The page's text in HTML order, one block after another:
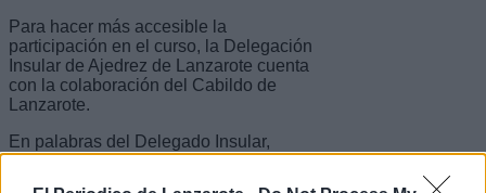
Para hacer más accesible la
participación en el curso, la Delegación
Insular de Ajedrez de Lanzarote cuenta
con la colaboración del Cabildo de
Lanzarote.
En palabras del Delegado Insular,
Lorenzo Lemaur, "la carencia de